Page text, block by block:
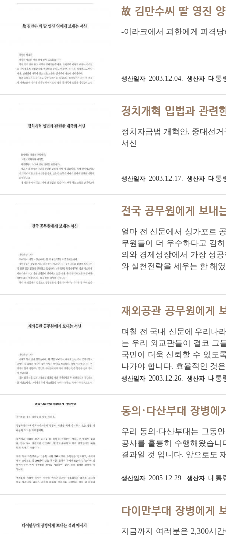
故 김만수씨 딸 영진
-이라크에서 괴한에게 피격
생산일자 2003.12.04. 생산자 대통
정치개혁 입법과 관련
정치자금법 개혁안, 중대선
서신
생산일자 2003.12.17. 생산자 대통
전국 공무원에게 보내
얼마 전 신문에서 싱가포르
무원들이 더 우수하다고 감
의와 경제성장에서 가장 성
와 실천전략을 세우는 한 해
재외공관 공무원에게
며칠 전 국내 신문에 우리나
는 우리 외교관들이 결코 그
국민이 더욱 신뢰할 수 있도
나가야 합니다. 효율적인 것
생산일자 2003.12.26. 생산자 대통
동의·다산부대 장병에
우리 동의·다산부대는 그동
공사를 훌륭히 수행해왔습니
결과일 것 입니다. 앞으로도
생산일자 2005.12.29. 생산자 대통
다이만부대 장병에게
지금까지 여러분은 2,300시